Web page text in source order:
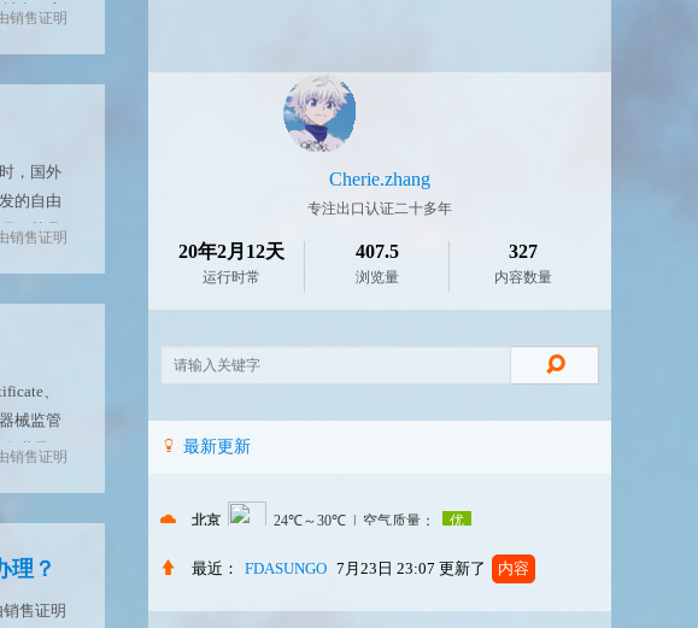
出口贸
销售证明
，国外
的自由
？其具
销售证明
、
械监管
世界
销售证明
理？
售证明
Cherie.zhang
专注出口认证二十多年
20年2月12天
运行时常
407.5
浏览量
327
内容数量
最新更新
最近： FDASUNGO 7月23日 23:07 更新了 内容